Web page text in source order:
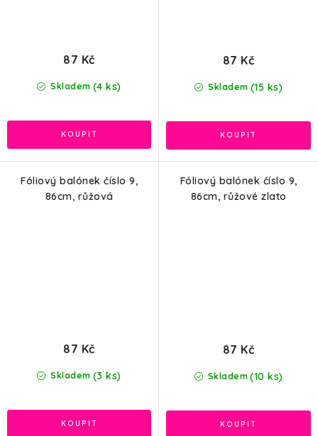
Skladem (4 ks)
87 Kč
Skladem (15 ks)
87 Kč
Fóliový balónek číslo 9,
86cm, růžová
Skladem (3 ks)
87 Kč
Fóliový balónek číslo 9,
86cm, růžové zlato
Skladem (10 ks)
87 Kč